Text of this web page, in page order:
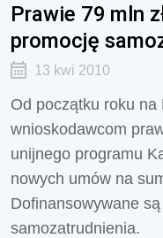
Prawie 79 mln
promocję
13 kwi 2010
Od początku roku na
wnioskodawcom
unijnego programu
nowych umów na
Dofinansowywane
samozatrudnienia.